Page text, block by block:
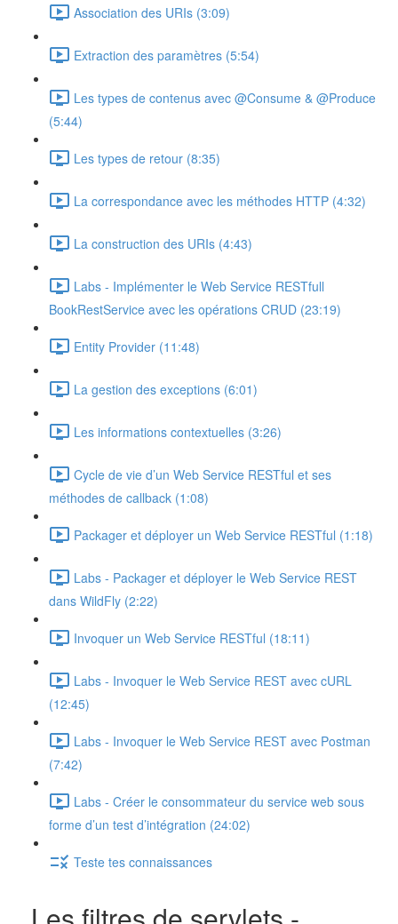
Association des URIs (3:09)
Extraction des paramètres (5:54)
Les types de contenus avec @Consume & @Produce
(5:44)
Les types de retour (8:35)
La correspondance avec les méthodes HTTP (4:32)
La construction des URIs (4:43)
Labs - Implémenter le Web Service RESTfull
BookRestService avec les opérations CRUD (23:19)
Entity Provider (11:48)
La gestion des exceptions (6:01)
Les informations contextuelles (3:26)
Cycle de vie d’un Web Service RESTful et ses
méthodes de callback (1:08)
Packager et déployer un Web Service RESTful (1:18)
Labs - Packager et déployer le Web Service REST
dans WildFly (2:22)
Invoquer un Web Service RESTful (18:11)
Labs - Invoquer le Web Service REST avec cURL
(12:45)
Labs - Invoquer le Web Service REST avec Postman
(7:42)
Labs - Créer le consommateur du service web sous
forme d’un test d’intégration (24:02)
Teste tes connaissances